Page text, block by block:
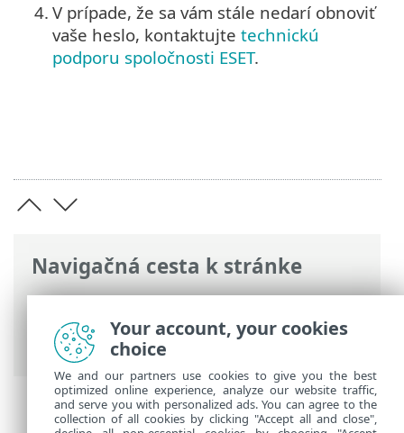
Navigačná cesta k stránke
ESET Online pomocník>ESET HOME>
Časté otázky (FAQ)> Nepamätám si svoje
heslo k účtu ESET HOME
4. V prípade, že sa vám stále nedarí obnoviť
vaše heslo, kontaktujte technickú
podporu spoločnosti ESET.
Your account, your cookies
choice
We and our partners use cookies to give you the best
optimized online experience, analyze our website traffic,
and serve you with personalized ads. You can agree to the
collection of all cookies by clicking "Accept all and close",